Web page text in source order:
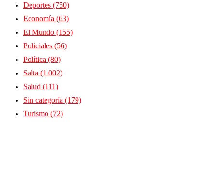
Deportes (750)
Economía (63)
El Mundo (155)
Policiales (56)
Política (80)
Salta (1.002)
Salud (111)
Sin categoría (179)
Turismo (72)